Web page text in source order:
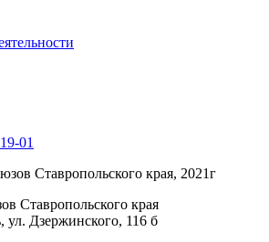
01
Ставропольского края, 2021г
Ставропольского края
ул. Дзержинского, 116 б